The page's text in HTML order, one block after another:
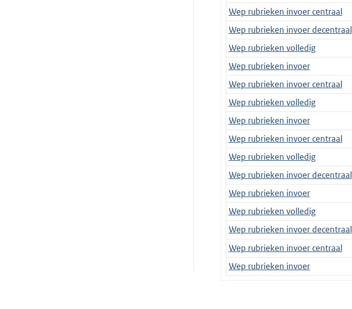
Wep rubrieken invoer centraal
Wep rubrieken invoer decentraal
Wep rubrieken volledig
Wep rubrieken invoer
Wep rubrieken invoer centraal
Wep rubrieken volledig
Wep rubrieken invoer
Wep rubrieken invoer centraal
Wep rubrieken volledig
Wep rubrieken invoer decentraal
Wep rubrieken invoer
Wep rubrieken volledig
Wep rubrieken invoer decentraal
Wep rubrieken invoer centraal
Wep rubrieken invoer